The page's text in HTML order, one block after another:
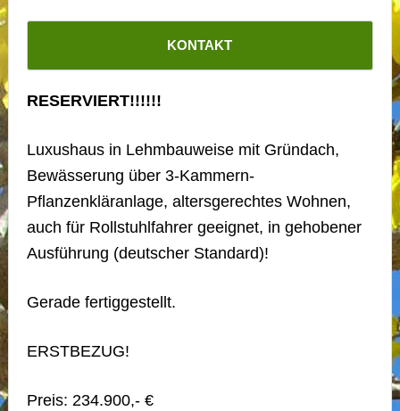
KONTAKT
RESERVIERT!!!!!!
Luxushaus in Lehmbauweise mit Gründach,
Bewässerung über 3-Kammern-
Pflanzenkläranlage, altersgerechtes Wohnen,
auch für Rollstuhlfahrer geeignet, in gehobener
Ausführung (deutscher Standard)!
Gerade fertiggestellt.
ERSTBEZUG!
Preis: 234.900,- €